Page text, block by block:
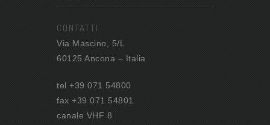
CONTATTI
Via Mascino, 5/L
60125 Ancona – Italia
tel +39 071 54800
fax +39 071 54801
canale VHF 8